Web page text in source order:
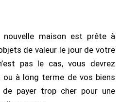
nouvelle maison est prête à
de valeur le jour de votre
pas le cas, vous devrez
à long terme de vos biens
payer trop cher pour une